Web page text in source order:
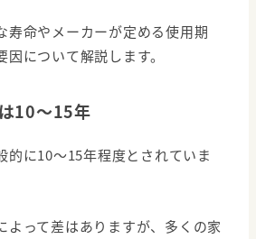
寿命やメーカーが定める使用期
について解説します。
10〜15年
的に10〜15年程度とされていま
よって差はありますが、多くの家